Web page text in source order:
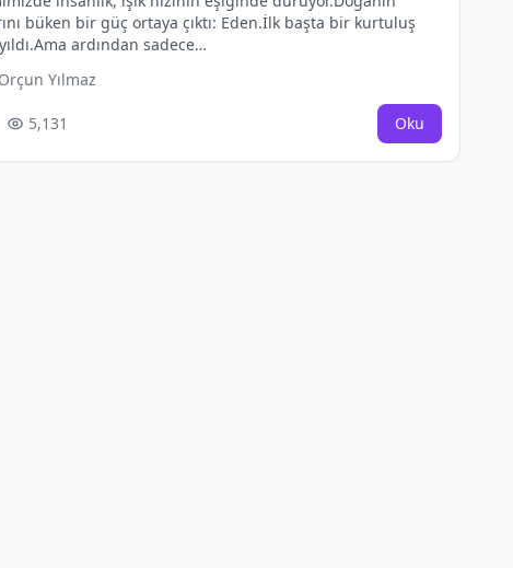
büken bir güç ortaya çıktı: Eden.İlk başta bir kurtuluş
ardından sadece…
Orçun Yılmaz
5,131 Oku